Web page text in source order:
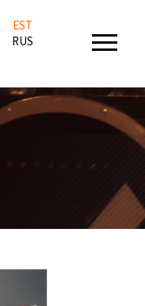
EST
RUS